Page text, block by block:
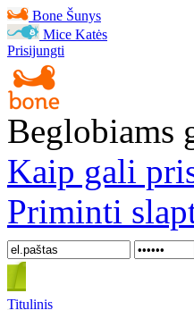
Bone Šunys
Mice Katės
Prisijungti
Beglobiams
Kaip gali
Priminti
Titulinis